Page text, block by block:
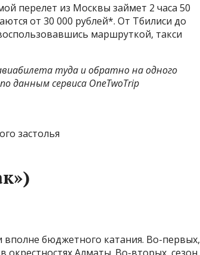
перелет из Москвы займет 2 часа 50
от 30 000 рублей*. От Тбилиси до
маршруткой, такси
туда и обратно на одного
данным сервиса OneTwoTrip
застолья
вполне бюджетного катания. Во-первых,